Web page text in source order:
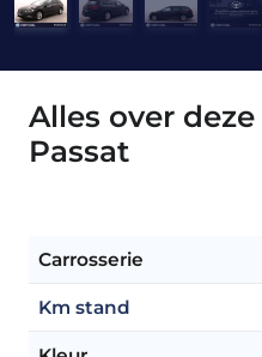
Alles over
Passat
Carrosserie
Km stand